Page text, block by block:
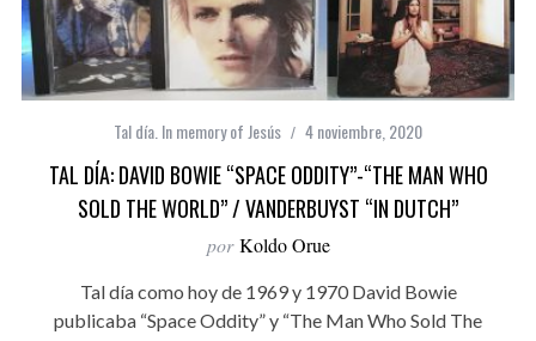
Tal día. In memory of Jesús 4 noviembre, 2020
TAL DÍA: DAVID BOWIE “SPACE ODDITY”-“THE MAN WHO
SOLD THE WORLD” / VANDERBUYST “IN DUTCH”
por Koldo Orue
Tal día como hoy de 1969 y 1970 David Bowie
publicaba “Space Oddity” y “The Man Who Sold The